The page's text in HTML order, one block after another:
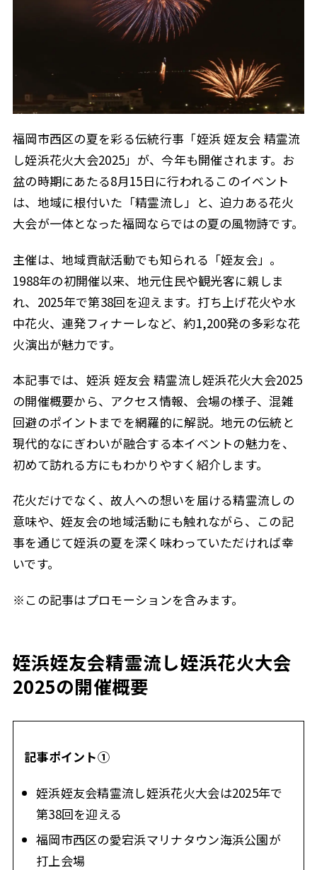
福岡市西区の夏を彩る伝統行事「姪浜 姪友会 精霊流
し姪浜花火大会2025」が、今年も開催されます。お
盆の時期にあたる8月15日に行われるこのイベント
は、地域に根付いた「精霊流し」と、迫力ある花火
大会が一体となった福岡ならではの夏の風物詩です。
主催は、地域貢献活動でも知られる「姪友会」。
1988年の初開催以来、地元住民や観光客に親しま
れ、2025年で第38回を迎えます。打ち上げ花火や水
中花火、連発フィナーレなど、約1,200発の多彩な花
火演出が魅力です。
本記事では、姪浜 姪友会 精霊流し姪浜花火大会2025
の開催概要から、アクセス情報、会場の様子、混雑
回避のポイントまでを網羅的に解説。地元の伝統と
現代的なにぎわいが融合する本イベントの魅力を、
初めて訪れる方にもわかりやすく紹介します。
花火だけでなく、故人への想いを届ける精霊流しの
意味や、姪友会の地域活動にも触れながら、この記
事を通じて姪浜の夏を深く味わっていただければ幸
いです。
※この記事はプロモーションを含みます。
姪浜姪友会精霊流し姪浜花火大会
2025の開催概要
記事ポイント①
姪浜姪友会精霊流し姪浜花火大会は2025年で
第38回を迎える
福岡市西区の愛宕浜マリナタウン海浜公園が
打上会場